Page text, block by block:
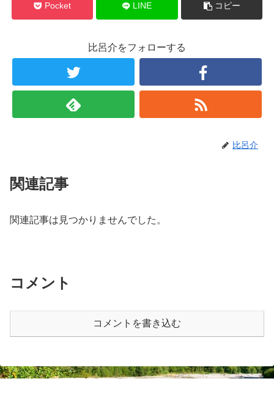
Pocket LINE コピー
比呂介をフォローする
比呂介
関連記事
関連記事は見つかりませんでした。
コメント
コメントを書き込む